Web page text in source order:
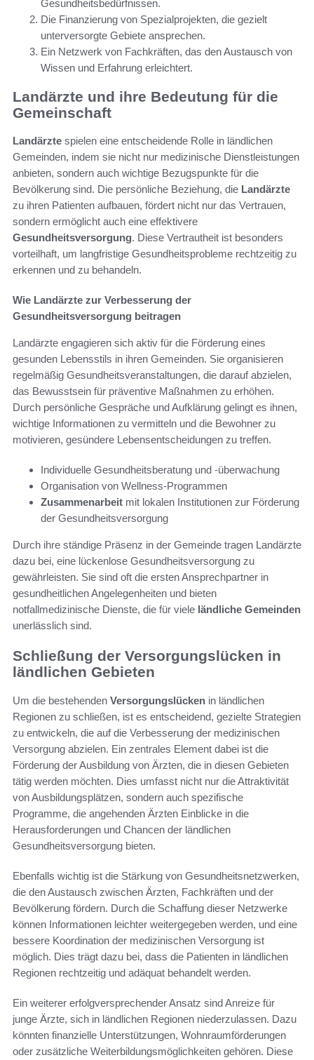
Gesundheitsbedürfnissen.
Die Finanzierung von Spezialprojekten, die gezielt
unterversorgte Gebiete ansprechen.
Ein Netzwerk von Fachkräften, das den Austausch von
Wissen und Erfahrung erleichtert.
Landärzte und ihre Bedeutung für die
Gemeinschaft
Landärzte spielen eine entscheidende Rolle in ländlichen
Gemeinden, indem sie nicht nur medizinische Dienstleistungen
anbieten, sondern auch wichtige Bezugspunkte für die
Bevölkerung sind. Die persönliche Beziehung, die Landärzte
zu ihren Patienten aufbauen, fördert nicht nur das Vertrauen,
sondern ermöglicht auch eine effektivere
Gesundheitsversorgung. Diese Vertrautheit ist besonders
vorteilhaft, um langfristige Gesundheitsprobleme rechtzeitig zu
erkennen und zu behandeln.
Wie Landärzte zur Verbesserung der
Gesundheitsversorgung beitragen
Landärzte engagieren sich aktiv für die Förderung eines
gesunden Lebensstils in ihren Gemeinden. Sie organisieren
regelmäßig Gesundheitsveranstaltungen, die darauf abzielen,
das Bewusstsein für präventive Maßnahmen zu erhöhen.
Durch persönliche Gespräche und Aufklärung gelingt es ihnen,
wichtige Informationen zu vermitteln und die Bewohner zu
motivieren, gesündere Lebensentscheidungen zu treffen.
Individuelle Gesundheitsberatung und -überwachung
Organisation von Wellness-Programmen
Zusammenarbeit mit lokalen Institutionen zur Förderung
der Gesundheitsversorgung
Durch ihre ständige Präsenz in der Gemeinde tragen Landärzte
dazu bei, eine lückenlose Gesundheitsversorgung zu
gewährleisten. Sie sind oft die ersten Ansprechpartner in
gesundheitlichen Angelegenheiten und bieten
notfallmedizinische Dienste, die für viele ländliche Gemeinden
unerlässlich sind.
Schließung der Versorgungslücken in
ländlichen Gebieten
Um die bestehenden Versorgungslücken in ländlichen
Regionen zu schließen, ist es entscheidend, gezielte Strategien
zu entwickeln, die auf die Verbesserung der medizinischen
Versorgung abzielen. Ein zentrales Element dabei ist die
Förderung der Ausbildung von Ärzten, die in diesen Gebieten
tätig werden möchten. Dies umfasst nicht nur die Attraktivität
von Ausbildungsplätzen, sondern auch spezifische
Programme, die angehenden Ärzten Einblicke in die
Herausforderungen und Chancen der ländlichen
Gesundheitsversorgung bieten.
Ebenfalls wichtig ist die Stärkung von Gesundheitsnetzwerken,
die den Austausch zwischen Ärzten, Fachkräften und der
Bevölkerung fördern. Durch die Schaffung dieser Netzwerke
können Informationen leichter weitergegeben werden, und eine
bessere Koordination der medizinischen Versorgung ist
möglich. Dies trägt dazu bei, dass die Patienten in ländlichen
Regionen rechtzeitig und adäquat behandelt werden.
Ein weiterer erfolgversprechender Ansatz sind Anreize für
junge Ärzte, sich in ländlichen Regionen niederzulassen. Dazu
könnten finanzielle Unterstützungen, Wohnraumförderungen
oder zusätzliche Weiterbildungsmöglichkeiten gehören. Diese